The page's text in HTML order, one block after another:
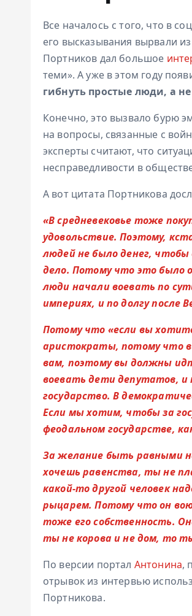
Все началось с того, что в
его высказывания вырвали
Портников дал большое
теми». А уже в этом году
гибнуть простые люди, а
Конечно, это вызвало бурю
на вопросы, связанные с
эксперты считают, что
несправедливости в
А вот цитата Портникова
«В средневековье тоже
удовольствие. Поэтому,
людей не было денег, чтобы
дело. Потому что это было
люди начали воевать по
империях, и по долгу после
Потому что «если вы
аристократы, потому что
вам, поэтому вы должны
воевать дети депутатов, и
государство. В
Если мы хотим, чтобы за
феодальном государстве,
За желание быть равными
хочешь равенства, ты не
какой-то другой человек
рыцарем. Потому что он
тоже его собственность.
ты не корова и не дом, то
По версии портал Антонина,
отрывок из интервью
Портникова.